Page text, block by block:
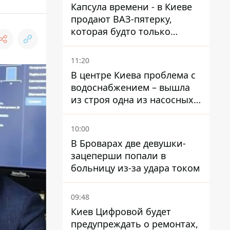
Капсула времени - в Киеве
продают ВАЗ-пятерку,
которая будто только
сошла с конвейера
11:20
В центре Киева проблема с
водоснабжением – вышла
из строя одна из насосных
станций
10:00
В Броварах две девушки-
зацеперши попали в
больницу из-за удара током
09:48
Киев Цифровой будет
предупреждать о ремонтах,